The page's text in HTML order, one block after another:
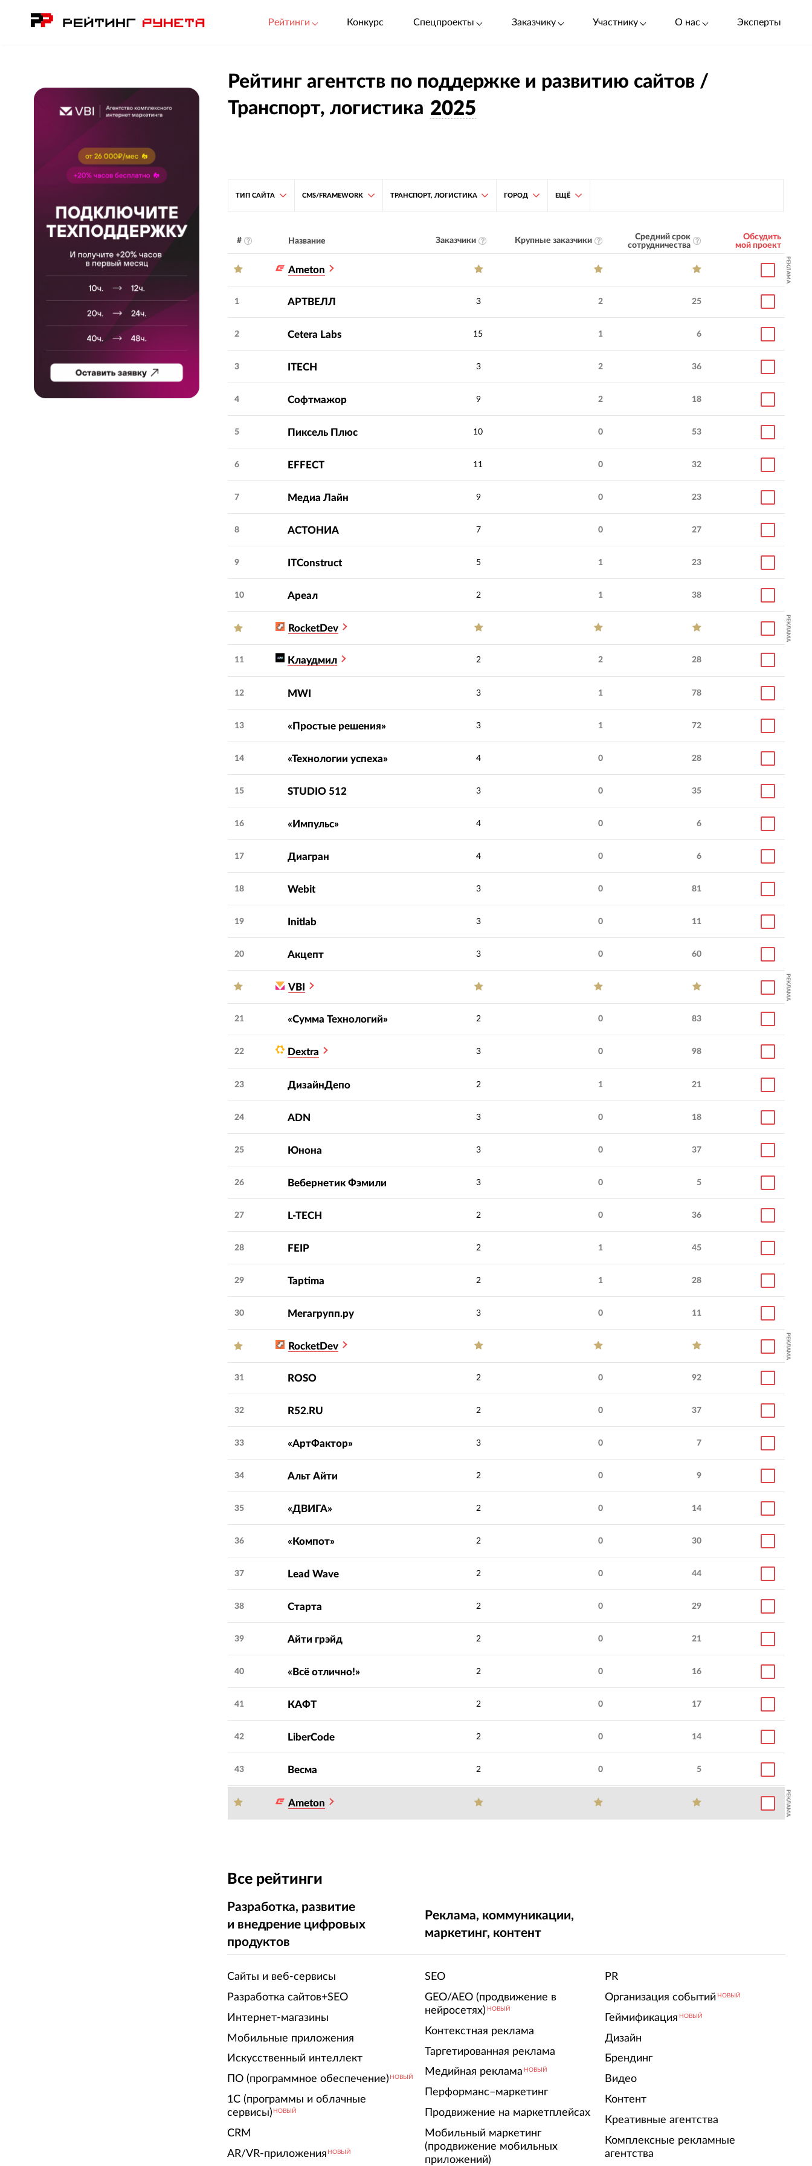
Рейтинги Конкурс Спецпроекты Заказчику Участнику О нас Эксперты
5.0 5.0 5.0
Рейтинг агентств по поддержке и развитию сайтов /
Транспорт, логистика 2025
ТИП САЙТА CMS/FRAMEWORK ТРАНСПОРТ, ЛОГИСТИКА ГОРОД ЕЩЁ
# Название Заказчики Крупные заказчики
Средний срок
сотрудничества
Обсудить
мой проект
Ameton РЕКЛАМА
1 АРТВЕЛЛ 3 2 25
2 Cetera Labs 15 1 6
3 ITECH 3 2 36
4 Софтмажор 9 2 18
5 Пиксель Плюс 10 0 53
6 EFFECT 11 0 32
7 Медиа Лайн 9 0 23
8 АСТОНИА 7 0 27
9 ITConstruct 5 1 23
10 Ареал 2 1 38
RocketDev РЕКЛАМА
11 Клаудмил 2 2 28
12 MWI 3 1 78
13 «Простые решения» 3 1 72
14 «Технологии успеха» 4 0 28
15 STUDIO 512 3 0 35
16 «Импульс» 4 0 6
17 Диагран 4 0 6
18 Webit 3 0 81
19 Initlab 3 0 11
20 Акцепт 3 0 60
VBI РЕКЛАМА
21 «Сумма Технологий» 2 0 83
22 Dextra 3 0 98
23 ДизайнДепо 2 1 21
24 ADN 3 0 18
25 Юнона 3 0 37
26 Вебернетик Фэмили 3 0 5
27 L-TECH 2 0 36
28 FEIP 2 1 45
29 Taptima 2 1 28
30 Мегагрупп.ру 3 0 11
RocketDev РЕКЛАМА
31 ROSO 2 0 92
32 R52.RU 2 0 37
33 «АртФактор» 3 0 7
34 Альт Айти 2 0 9
35 «ДВИГА» 2 0 14
36 «Компот» 2 0 30
37 Lead Wave 2 0 44
38 Старта 2 0 29
39 Айти грэйд 2 0 21
40 «Всё отлично!» 2 0 16
41 КАФТ 2 0 17
42 LiberCode 2 0 14
43 Весма 2 0 5
Ameton РЕКЛАМА
Все рейтинги
Разработка, развитие
и внедрение цифровых
продуктов
Сайты и веб-сервисы
Разработка сайтов+SEO
Интернет-магазины
Мобильные приложения
Искусственный интеллект
ПО (программное обеспечение) НОВЫЙ
1С (программы и облачные
сервисы) НОВЫЙ
CRM
AR/VR-приложения НОВЫЙ
Реклама, коммуникации,
маркетинг, контент
SEO
GEO/AEO (продвижение в
нейросетях) НОВЫЙ
Контекстная реклама
Таргетированная реклама
Медийная реклама НОВЫЙ
Перформанс–маркетинг
Продвижение на маркетплейсах
Мобильный маркетинг
(продвижение мобильных
приложений)
PR
Организация событий НОВЫЙ
Геймификация НОВЫЙ
Дизайн
Брендинг
Видео
Контент
Креативные агентства
Комплексные рекламные
агентства